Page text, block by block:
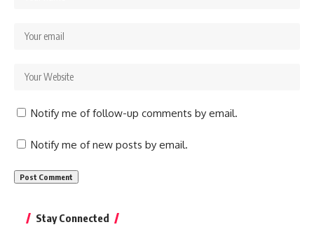
Notify me of follow-up comments by email.
Notify me of new posts by email.
Stay Connected